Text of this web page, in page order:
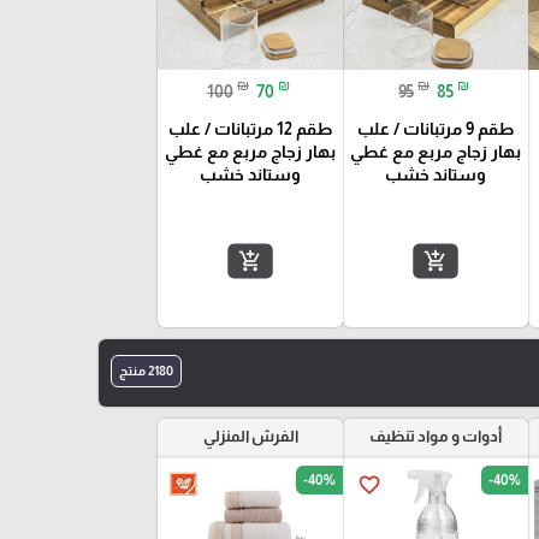
95 ₪ 85 ₪
طقم 9 مرتبانات / علب
بهار زجاج مربع مع غطي
وستاند خشب
add_shopping_cart
100 ₪ 70 ₪
طقم 12 مرتبانات / علب
بهار زجاج مربع مع غطي
وستاند خشب
add_shopping_cart
2180 منتج
أدوات و مواد تنظيف
favorite_border -40%
الفرش المنزلي
favorite_border -40%